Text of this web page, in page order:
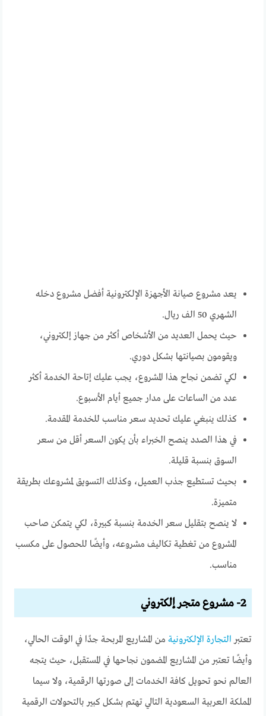
يعد مشروع صيانة الأجهزة الإلكترونية أفضل مشروع دخله
الشهري 50 الف ريال.
حيث يحمل العديد من الأشخاص أكثر من جهاز إلكتروني،
ويقومون بصيانتها بشكل دوري.
لكي تضمن نجاح هذا المشروع، يجب عليك إتاحة الخدمة أكثر
عدد من الساعات على مدار جميع أيام الأسبوع.
كذلك ينبغي عليك تحديد سعر مناسب للخدمة المقدمة.
في هذا الصدد ينصح الخبراء بأن يكون السعر أقل من سعر
السوق بنسبة قليلة.
بحيث تستطيع جذب العميل، وكذلك التسويق لمشروعك بطريقة
متميزة.
لا ينصح بتقليل سعر الخدمة بنسبة كبيرة، لكي يتمكن صاحب
المشروع من تغطية تكاليف مشروعه، وأيضًا للحصول على مكسب
مناسب.
2- مشروع متجر إلكتروني
تعتبر التجارة الإلكترونية من المشاريع المربحة جدًا في الوقت الحالي،
وأيضًا تعتبر من المشاريع المضمون نجاحها في المستقبل، حيث يتجه
العالم نحو تحويل كافة الخدمات إلى صورتها الرقمية، ولا سيما
المملكة العربية السعودية التالي تهتم بشكل كبير بالتحولات الرقمية